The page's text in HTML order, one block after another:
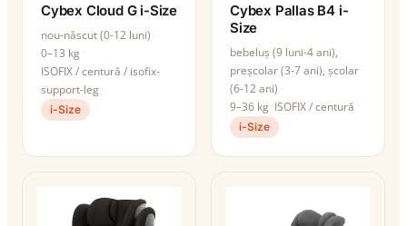
Cybex Cloud G i-Size
nou-născut (0-12 luni)
0–13 kg
ISOFIX / centură / isofix-
support-leg
i-Size
Cybex Pallas B4 i-
Size
bebeluș (9 luni-4 ani),
preșcolar (3-7 ani), școlar
(6-12 ani)
9–36 kg ISOFIX / centură
i-Size